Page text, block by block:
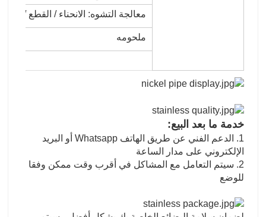
معالجة التشوه: الانحناء / القطع /
ملحومه
خدمة ما بعد البيع:
1. الدعم الفني عن طريق الهاتف Whatsapp أو البريد
الإلكتروني على مدار الساعة
2. سيتم التعامل مع المشاكل في أقرب وقت ممكن وفقا
للوضع